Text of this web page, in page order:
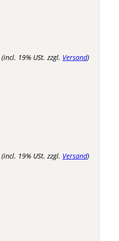
(incl. 19% USt. zzgl. Versand)
(incl. 19% USt. zzgl. Versand)